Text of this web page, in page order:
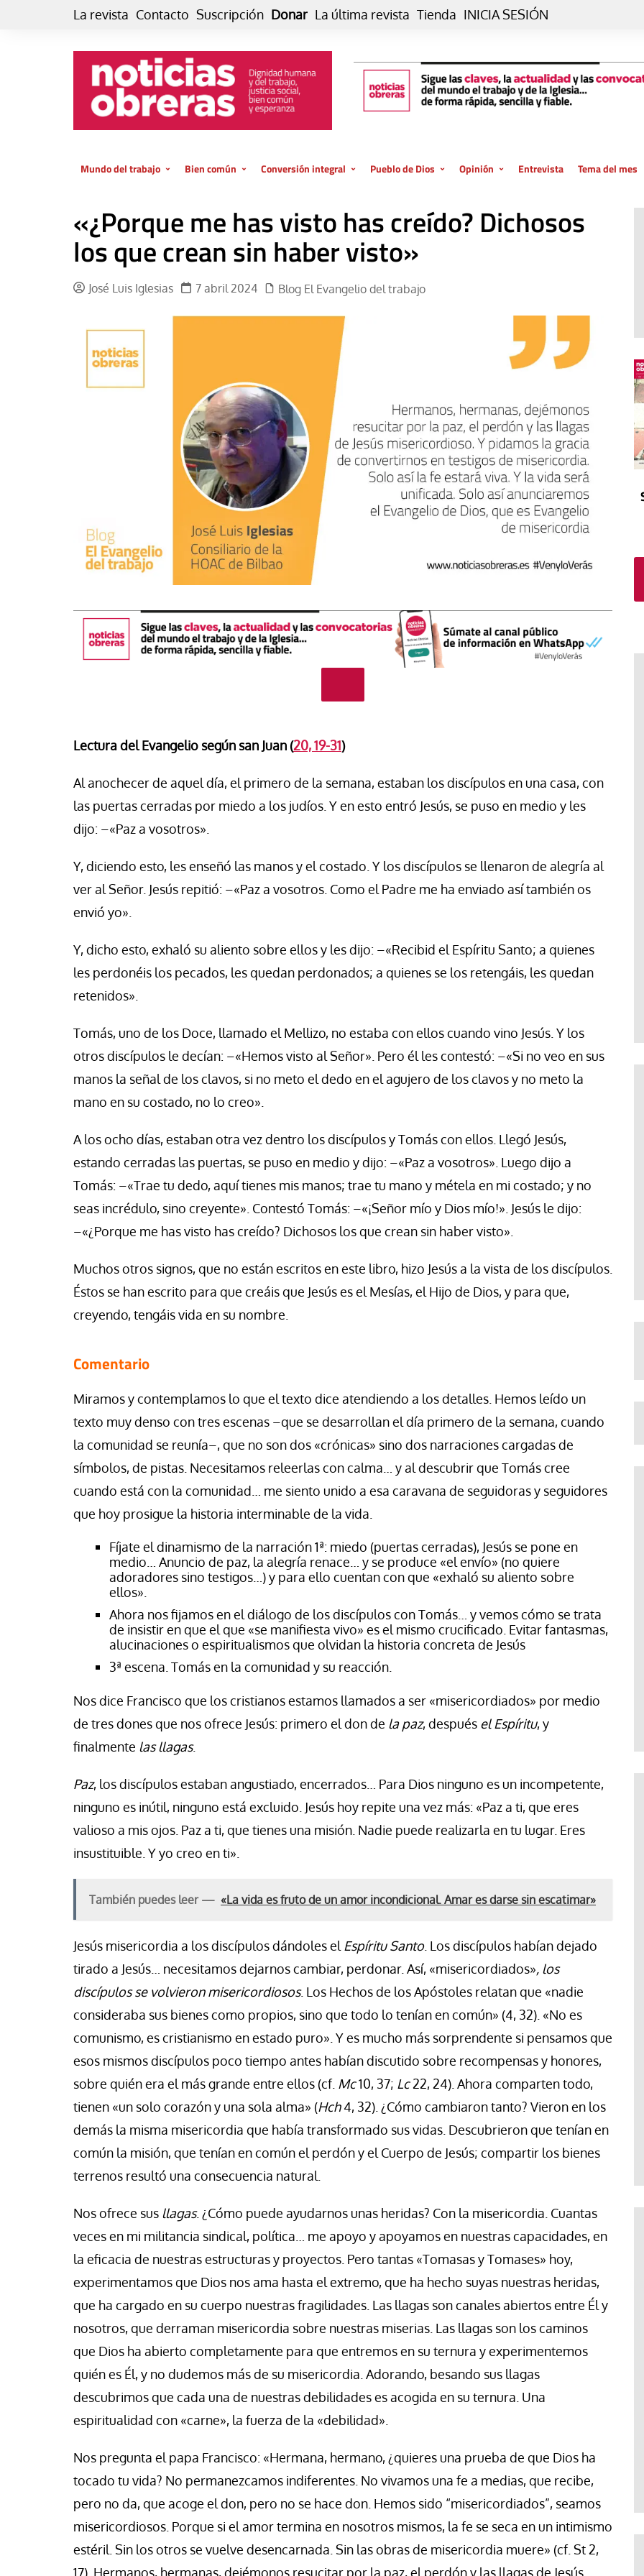
La revista Contacto Suscripción Donar La última revista Tienda INICIA SESIÓN
Mundo del trabajo
El trabajo es para la vida
GlobalizAcción
MMTC
El amor en el mundo
Los empobrecidos por el
Radio — Mundo obrero hoy
Bien común
Economía
Conversión integral
de vida… es posible
El cuidado de la creación
Experiencia
Cultura
Libro
Aplicaciones
Música
Poesía
Relato
Pueblo de Dios
La oración de cada día
Vaticano
El Evangelio en tu vida
Opinión
Blog De paso…
Blog Sembrando sueños,
Blog Mensajes guardados
La columna
Entrevista Tema del mes
«¿Porque me has visto has creído? Dichosos
los que crean sin haber visto»
José Luis Iglesias 7 abril 2024 Blog El Evangelio del trabajo
Lectura del Evangelio según san Juan (20, 19-31)
Al anochecer de aquel día, el primero de la semana, estaban los discípulos en una casa, con
las puertas cerradas por miedo a los judíos. Y en esto entró Jesús, se puso en medio y les
dijo: –«Paz a vosotros».
Y, diciendo esto, les enseñó las manos y el costado. Y los discípulos se llenaron de alegría al
ver al Señor. Jesús repitió: –«Paz a vosotros. Como el Padre me ha enviado así también os
envió yo».
Y, dicho esto, exhaló su aliento sobre ellos y les dijo: –«Recibid el Espíritu Santo; a quienes
les perdonéis los pecados, les quedan perdonados; a quienes se los retengáis, les quedan
retenidos».
Tomás, uno de los Doce, llamado el Mellizo, no estaba con ellos cuando vino Jesús. Y los
otros discípulos le decían: –«Hemos visto al Señor». Pero él les contestó: –«Si no veo en sus
manos la señal de los clavos, si no meto el dedo en el agujero de los clavos y no meto la
mano en su costado, no lo creo».
A los ocho días, estaban otra vez dentro los discípulos y Tomás con ellos. Llegó Jesús,
estando cerradas las puertas, se puso en medio y dijo: –«Paz a vosotros». Luego dijo a
Tomás: –«Trae tu dedo, aquí tienes mis manos; trae tu mano y métela en mi costado; y no
seas incrédulo, sino creyente». Contestó Tomás: –«¡Señor mío y Dios mío!». Jesús le dijo:
–«¿Porque me has visto has creído? Dichosos los que crean sin haber visto».
Muchos otros signos, que no están escritos en este libro, hizo Jesús a la vista de los discípulos.
Éstos se han escrito para que creáis que Jesús es el Mesías, el Hijo de Dios, y para que,
creyendo, tengáis vida en su nombre.
Comentario
Miramos y contemplamos lo que el texto dice atendiendo a los detalles. Hemos leído un
texto muy denso con tres escenas –que se desarrollan el día primero de la semana, cuando
la comunidad se reunía–, que no son dos «crónicas» sino dos narraciones cargadas de
símbolos, de pistas. Necesitamos releerlas con calma… y al descubrir que Tomás cree
cuando está con la comunidad… me siento unido a esa caravana de seguidoras y seguidores
que hoy prosigue la historia interminable de la vida.
Fíjate el dinamismo de la narración 1ª: miedo (puertas cerradas), Jesús se pone en
medio… Anuncio de paz, la alegría renace… y se produce «el envío» (no quiere
adoradores sino testigos…) y para ello cuentan con que «exhaló su aliento sobre
ellos».
Ahora nos fijamos en el diálogo de los discípulos con Tomás… y vemos cómo se trata
de insistir en que el que «se manifiesta vivo» es el mismo crucificado. Evitar fantasmas,
alucinaciones o espiritualismos que olvidan la historia concreta de Jesús
3ª escena. Tomás en la comunidad y su reacción.
Nos dice Francisco que los cristianos estamos llamados a ser «misericordiados» por medio
de tres dones que nos ofrece Jesús: primero el don de la paz, después el Espíritu, y
finalmente las llagas.
Paz, los discípulos estaban angustiado, encerrados… Para Dios ninguno es un incompetente,
ninguno es inútil, ninguno está excluido. Jesús hoy repite una vez más: «Paz a ti, que eres
valioso a mis ojos. Paz a ti, que tienes una misión. Nadie puede realizarla en tu lugar. Eres
insustituible. Y yo creo en ti».
También puedes leer — «La vida es fruto de un amor incondicional. Amar es darse sin escatimar»
Jesús misericordia a los discípulos dándoles el Espíritu Santo. Los discípulos habían dejado
tirado a Jesús… necesitamos dejarnos cambiar, perdonar. Así, «misericordiados», los
discípulos se volvieron misericordiosos. Los Hechos de los Apóstoles relatan que «nadie
consideraba sus bienes como propios, sino que todo lo tenían en común» (4, 32). «No es
comunismo, es cristianismo en estado puro». Y es mucho más sorprendente si pensamos que
esos mismos discípulos poco tiempo antes habían discutido sobre recompensas y honores,
sobre quién era el más grande entre ellos (cf. Mc10, 37; Lc22, 24). Ahora comparten todo,
tienen «un solo corazón y una sola alma» (Hch4, 32). ¿Cómo cambiaron tanto? Vieron en los
demás la misma misericordia que había transformado sus vidas. Descubrieron que tenían en
común la misión, que tenían en común el perdón y el Cuerpo de Jesús; compartir los bienes
terrenos resultó una consecuencia natural.
Nos ofrece sus llagas. ¿Cómo puede ayudarnos unas heridas? Con la misericordia. Cuantas
veces en mi militancia sindical, política… me apoyo y apoyamos en nuestras capacidades, en
la eficacia de nuestras estructuras y proyectos. Pero tantas «Tomasas y Tomases» hoy,
experimentamos que Dios nos ama hasta el extremo, que ha hecho suyas nuestras heridas,
que ha cargado en su cuerpo nuestras fragilidades. Las llagas son canales abiertos entre Él y
nosotros, que derraman misericordia sobre nuestras miserias. Las llagas son los caminos
que Dios ha abierto completamente para que entremos en su ternura y experimentemos
quién es Él, y no dudemos más de su misericordia. Adorando, besando sus llagas
descubrimos que cada una de nuestras debilidades es acogida en su ternura. Una
espiritualidad con «carne», la fuerza de la «debilidad».
Nos pregunta el papa Francisco: «Hermana, hermano, ¿quieres una prueba de que Dios ha
tocado tu vida? No permanezcamos indiferentes. No vivamos una fe a medias, que recibe,
pero no da, que acoge el don, pero no se hace don. Hemos sido “misericordiados”, seamos
misericordiosos. Porque si el amor termina en nosotros mismos, la fe se seca en un intimismo
estéril. Sin los otros se vuelve desencarnada. Sin las obras de misericordia muere» (cf. St 2,
17). Hermanos, hermanas, dejémonos resucitar por la paz, el perdón y las llagas de Jesús
de Migraciones pide una
urgente para más de
Luis Palacios
#EstáPasando
noviembre
Jose Luis Palacios
#EstáPasando
“Aquí se está defendiendo la
resiste el desalojo de Spin Time
Abraham Canales